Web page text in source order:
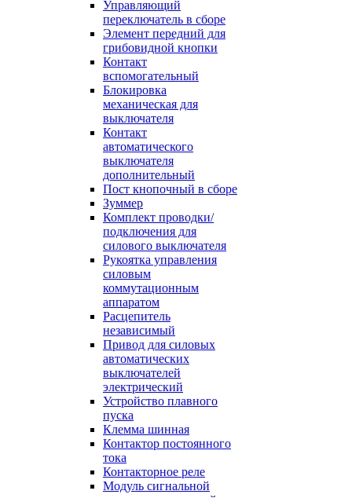
Управляющий
переключатель в сборе
Элемент передний для
грибовидной кнопки
Контакт
вспомогательный
Блокировка
механическая для
выключателя
Контакт
автоматического
выключателя
дополнительный
Пост кнопочный в сборе
Зуммер
Комплект проводки/
подключения для
силового выключателя
Рукоятка управления
силовым
коммутационным
аппаратом
Расцепитель
независимый
Привод для силовых
автоматических
выключателей
электрический
Устройство плавного
пуска
Клемма шинная
Контактор постоянного
тока
Контакторное реле
Модуль сигнальной